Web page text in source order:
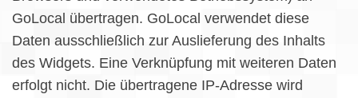
GoLocal übertragen. GoLocal verwendet diese
Daten ausschließlich zur Auslieferung des Inhalts
des Widgets. Eine Verknüpfung mit weiteren Daten
erfolgt nicht. Die übertragene IP-Adresse wird